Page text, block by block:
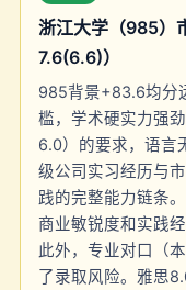
浙江大学（985）
7.6(6.6)）
985背景+83.6均分
槛，学术硬实力强
6.0）的要求，语言
级公司实习经历与
践的完整能力链条
商业敏锐度和实践
此外，专业对口（
了录取风险。雅思